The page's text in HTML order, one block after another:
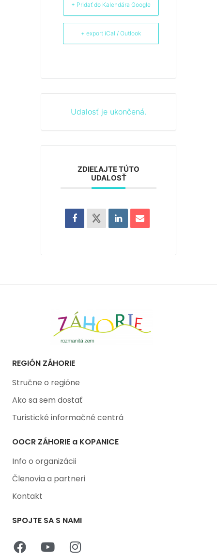
+ Pridať do Kalendára Google
+ export iCal / Outlook
Udalosť je ukončená.
ZDIEĽAJTE TÚTO
UDALOSŤ
REGIÓN ZÁHORIE
Stručne o regióne
Ako sa sem dostať
Turistické informačné centrá
OOCR ZÁHORIE a KOPANICE
Info o organizácii
Členovia a partneri
Kontakt
SPOJTE SA S NAMI